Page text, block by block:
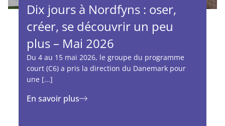
Dix jours à Nordfyns : oser,
créer, se découvrir un peu
plus – Mai 2026
Du 4 au 15 mai 2026, le groupe du programme
court (C6) a pris la direction du Danemark pour
une [...]
En savoir plus